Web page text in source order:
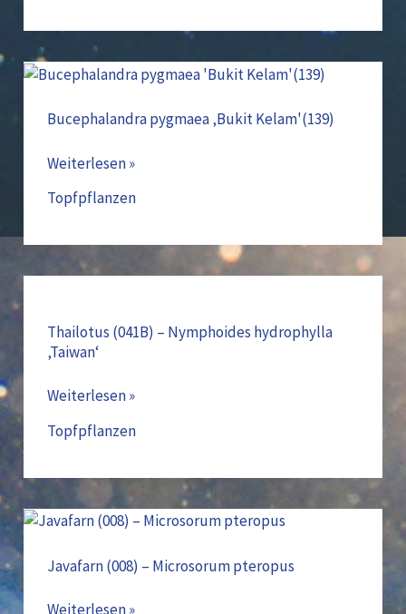
Bucephalandra pygmaea ‚Bukit Kelam'(139)
Bucephalandra
‚Bukit
Weiterlesen »
Topfpflanzen
Thailotus (041B) – Nymphoides hydrophylla
‚Taiwan‘
–
Nymphoides
‚Taiwan‘
Weiterlesen »
Topfpflanzen
Javafarn (008) – Microsorum pteropus
Javafarn
–
pteropus
Weiterlesen »